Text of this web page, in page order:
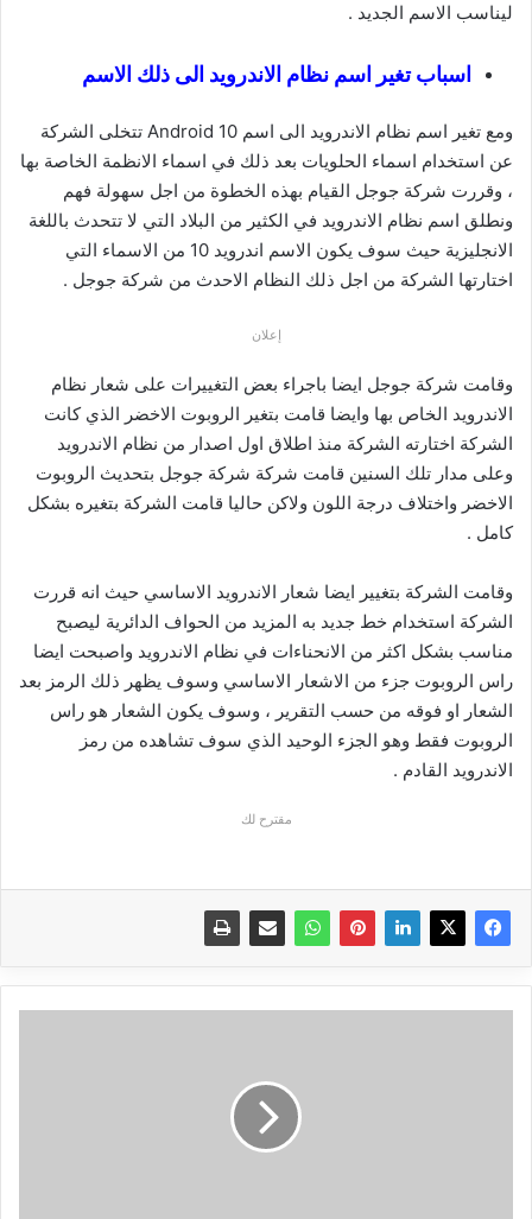
ليناسب الاسم الجديد .
اسباب تغير اسم نظام الاندرويد الى ذلك الاسم
ومع تغير اسم نظام الاندرويد الى اسم Android 10 تتخلى الشركة
عن استخدام اسماء الحلويات بعد ذلك في اسماء الانظمة الخاصة بها
، وقررت شركة جوجل القيام بهذه الخطوة من اجل سهولة فهم
ونطلق اسم نظام الاندرويد في الكثير من البلاد التي لا تتحدث باللغة
الانجليزية حيث سوف يكون الاسم اندرويد 10 من الاسماء التي
اختارتها الشركة من اجل ذلك النظام الاحدث من شركة جوجل .
إعلان
وقامت شركة جوجل ايضا باجراء بعض التغييرات على شعار نظام
الاندرويد الخاص بها وايضا قامت بتغير الروبوت الاخضر الذي كانت
الشركة اختارته الشركة منذ اطلاق اول اصدار من نظام الاندرويد
وعلى مدار تلك السنين قامت شركة شركة جوجل بتحديث الروبوت
الاخضر واختلاف درجة اللون ولاكن حاليا قامت الشركة بتغيره بشكل
كامل .
وقامت الشركة بتغيير ايضا شعار الاندرويد الاساسي حيث انه قررت
الشركة استخدام خط جديد به المزيد من الحواف الدائرية ليصبح
مناسب بشكل اكثر من الانحناءات في نظام الاندرويد واصبحت ايضا
راس الروبوت جزء من الاشعار الاساسي وسوف يظهر ذلك الرمز بعد
الشعار او فوقه من حسب التقرير ، وسوف يكون الشعار هو راس
الروبوت فقط وهو الجزء الوحيد الذي سوف تشاهده من رمز
الاندرويد القادم .
مقترح لك